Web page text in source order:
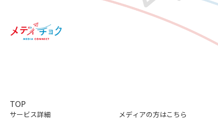
TOP
サービス詳細
メディアの方はこちら